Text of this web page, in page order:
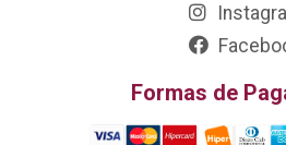
Formas de